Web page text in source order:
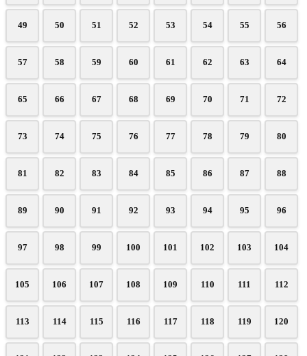
49 50 51 52 53 54 55 56
57 58 59 60 61 62 63 64
65 66 67 68 69 70 71 72
73 74 75 76 77 78 79 80
81 82 83 84 85 86 87 88
89 90 91 92 93 94 95 96
97 98 99 100 101 102 103 104
105 106 107 108 109 110 111 112
113 114 115 116 117 118 119 120